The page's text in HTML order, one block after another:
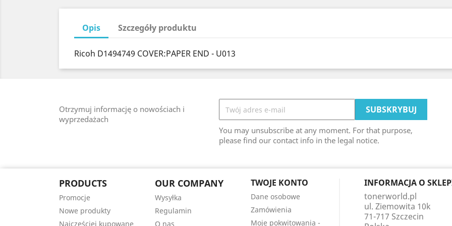
Opis Szczegóły produktu
Ricoh D1494749 COVER:PAPER END - U013
Otrzymuj informację o nowościach i
wyprzedażach
You may unsubscribe at any moment. For that purpose,
please find our contact info in the legal notice.
PRODUCTS
Promocje
Nowe produkty
Najczęściej kupowane
OUR COMPANY
Wysyłka
Regulamin
O nas
TWOJE KONTO
Dane osobowe
Zamówienia
Moje pokwitowania -
INFORMACJA O
tonerworld.pl
ul. Ziemowita 10k
71-717 Szczecin